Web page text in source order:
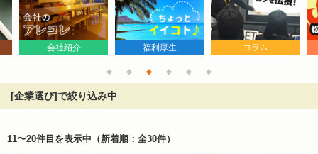
会社紹介 福利厚生 コラム
[企業選び]で絞り込み中
11〜20件目を表示中 （新着順：全30件）